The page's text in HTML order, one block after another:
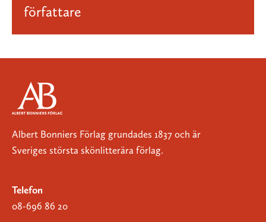
författare
Albert Bonniers Förlag grundades 1837 och är
Sveriges största skönlitterära förlag.
Telefon
08-696 86 20